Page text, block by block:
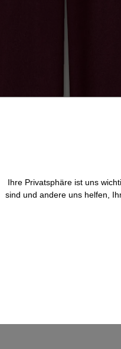
Ihre Privatsphäre ist uns
sind und andere uns helfen,